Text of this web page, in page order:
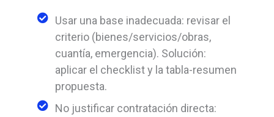
Usar una base inadecuada: revisar el
criterio (bienes/servicios/obras,
cuantía, emergencia). Solución:
aplicar el checklist y la tabla-resumen
propuesta.
No justificar contratación directa: